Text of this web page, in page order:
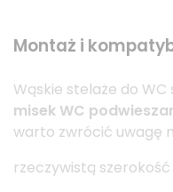
Montaż i
Wąskie stelaże do
misek WC
warto zwrócić uwagę
rzeczywistą